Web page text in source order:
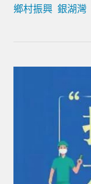
鄉村振興 銀湖灣